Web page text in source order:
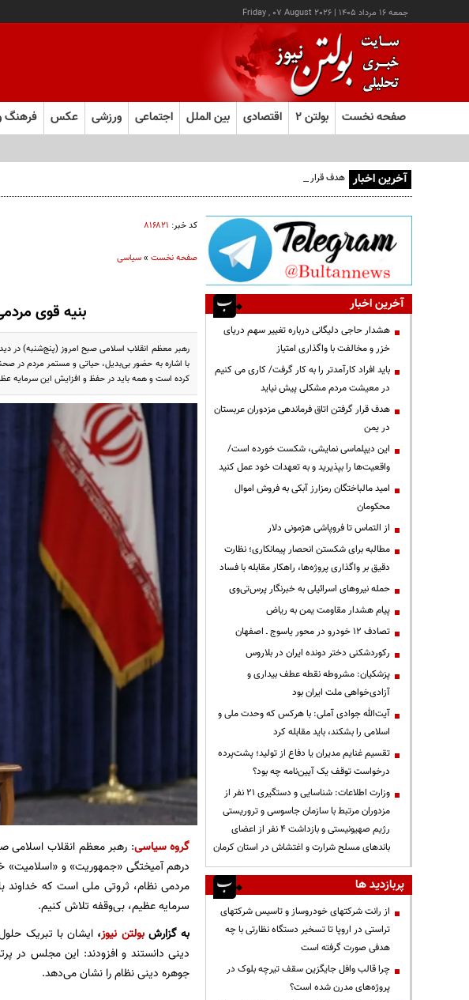
جمعه ۱۶ مرداد ۱۴۰۵ |
Friday , 07 August 2026
صفحه نخست بولتن ۲ اقتصادی بین الملل اجتماعی ورزشی عکس فرهنگ
آخرین اخبار هدف قرار گرفتن اتاق‌ فرماندهی مزدوران عربستان در یمن
کد خبر: ۸۱۶۸۲۱
صفحه نخست»سیاسی
بنیه قوی
رهبر معظم انقلاب اسلامی صبح امروز (پنج‌شنبه) در
با اشاره به حضور بی‌بدیل، حیاتی و مستمر مردم در
کرده است و همه باید در حفظ و افزایش این سرمایه
گروه سیاسی: رهبر معظم انقلاب اسلامی
درهم‌ آمیختگی «جمهوریت» و «اسلامیت»
مردمی نظام، ثروتی ملی است که خداوند
سرمایه عظیم، بی‌وقفه تلاش کنیم.
به گزارشبولتن نیوز، ایشان با تبریک
دینی دانستند و افزودند: این مجلس در
جوهره دینی نظام را نشان می‌دهد.
آخرین اخبار
هشدار حاجی دلیگانی درباره تغییر سهم دریای
خزر و مخالفت با واگذاری امتیاز
باید افراد کارآمدتر را به کار گرفت/ کاری می کنیم
در معیشت مردم مشکلی پیش نیاید
هدف قرار گرفتن اتاق‌ فرماندهی مزدوران عربستان
در یمن
این دیپلماسی نمایشی، شکست خورده است/
واقعیت‌ها را بپذیرید و به تعهدات خود عمل کنید
امید مالباختگان رمزارز آبکی به فروش اموال
محکومان
از التماس تا فروپاشی هژمونی دلار
مطالبه برای شکستن انحصار پیمانکاری؛ نظارت
دقیق بر واگذاری پروژه‌ها، راهکار مقابله با فساد
حمله نیروهای اسرائیلی به خبرنگار پرس‌تی‌وی
پیام هشدار مقاومت یمن به ریاض
تصادف ۱۲ خودرو در محور یاسوج ـ اصفهان
رکوردشکنی دختر دونده ایران در بلاروس
پزشکیان: مشروطه نقطه عطف بیداری و
آزادی‌خواهی ملت ایران بود
آیت‌الله جوادی آملی: با هرکس که وحدت ملی و
اسلامی را بشکند، باید مقابله کرد
تقسیم غنایم مدیران یا دفاع از تولید؛ پشت‌پرده
درخواست توقف یک آیین‌نامه چه بود؟
وزارت اطلاعات: شناسایی و دستگیری ۲۱ نفر از
مزدوران مرتبط با سازمان جاسوسی و تروریستی
رژیم صهیونیستی و بازداشت ۴ نفر از اعضای
باندهای مسلح شرارت و اغتشاش در استان کرمان
پربازدید ها
از رانت‌ شرکتهای خودروساز و تاسیس شرکتهای
تراستی در اروپا تا تسخیر دستگاه نظارتی با چه
هدفی صورت گرفته است
چرا قالب وافل جایگزین سقف تیرچه بلوک در
پروژه‌های مدرن شده است؟